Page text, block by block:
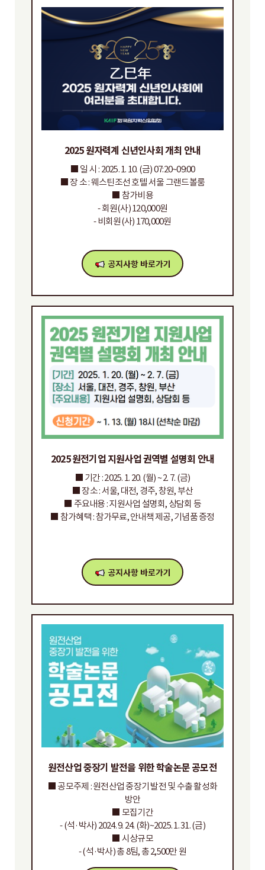
2025 원자력계 신년인사회 개최 안내
■ 일 시 : 2025. 1. 10. (금) 07:20~09:00
■ 장 소 : 웨스틴조선 호텔 서울 그랜드볼룸
■ 참가비용
- 회원(사) 120,000원
- 비회원(사) 170,000원
2025 원전기업 지원사업 권역별 설명회 안내
■ 기간 : 2025. 1. 20. (월) ~ 2. 7. (금)
■ 장소 : 서울, 대전, 경주, 창원, 부산
■ 주요내용 : 지원사업 설명회, 상담회 등
■ 참가혜택 : 참가무료, 안내책 제공, 기념품 증정
원전산업 중장기 발전을 위한 학술논문 공모전
■ 공모주제 : 원전산업 중장기 발전 및 수출 활성화
방안
■ 모집기간
- (석·박사) 2024. 9. 24. (화)~2025. 1. 31. (금)
■ 시상규모
- (석·박사) 총 8팀, 총 2,500만 원